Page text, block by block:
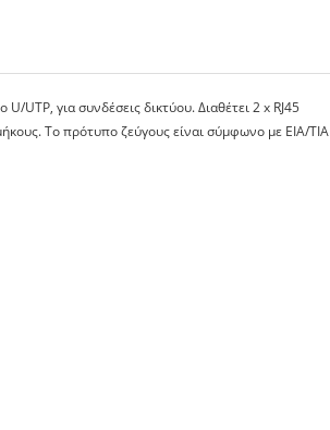
UTP, για συνδέσεις δικτύου. Διαθέτει 2 x RJ45
Το πρότυπο ζεύγους είναι σύμφωνο με EIA/TIA